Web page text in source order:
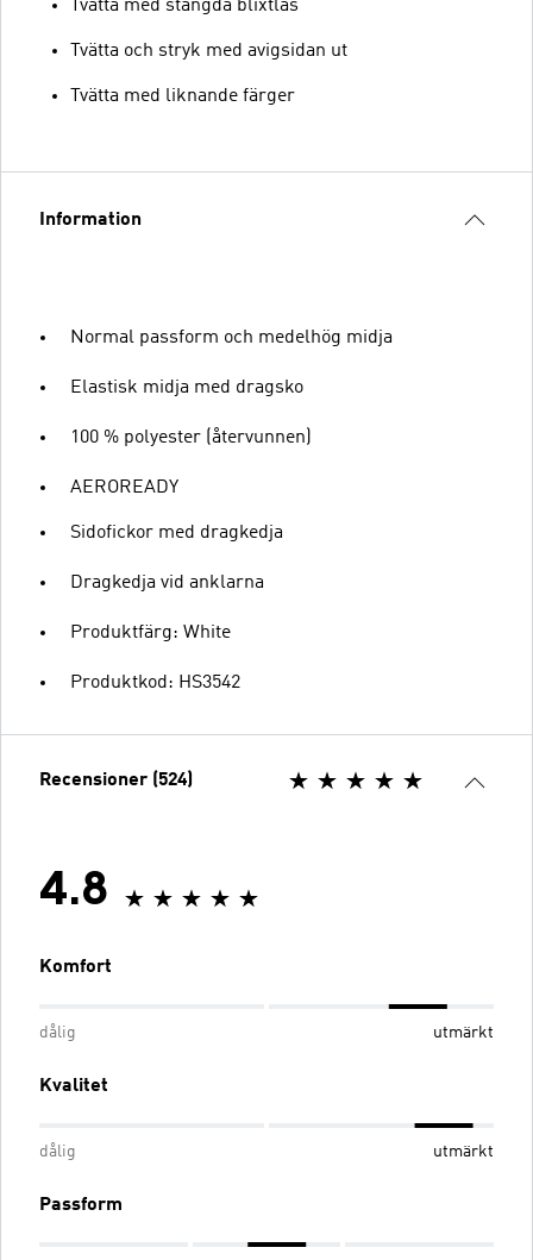
Tvätta med stängda blixtlås
Tvätta och stryk med avigsidan ut
Tvätta med liknande färger
Information
Normal passform och medelhög midja
Elastisk midja med dragsko
100 % polyester (återvunnen)
AEROREADY
Sidofickor med dragkedja
Dragkedja vid anklarna
Produktfärg: White
Produktkod: HS3542
Recensioner (524)
4.8
Komfort
dålig utmärkt
Kvalitet
dålig utmärkt
Passform